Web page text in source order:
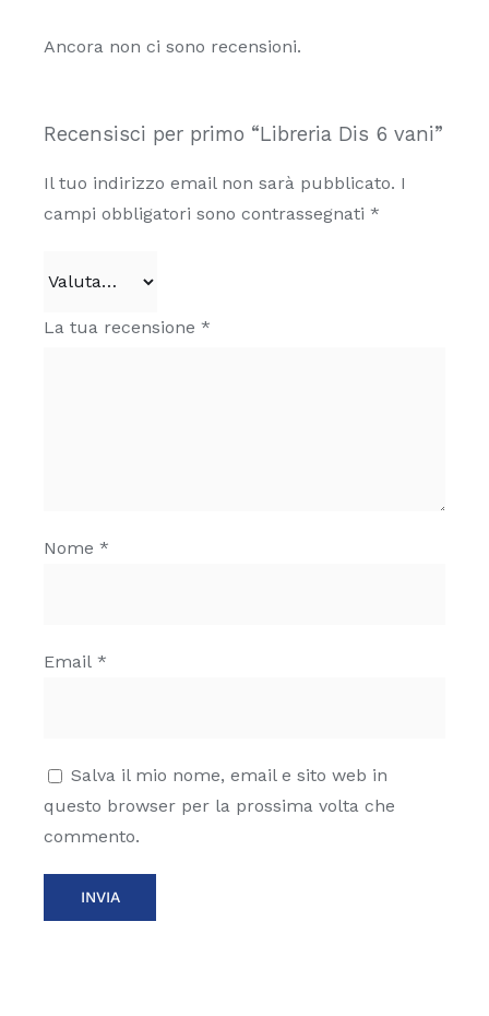
Ancora non ci sono recensioni.
Recensisci per primo “Libreria Dis 6 vani”
Il tuo indirizzo email non sarà pubblicato. I
campi obbligatori sono contrassegnati *
La tua recensione *
Nome *
Email *
Salva il mio nome, email e sito web in
questo browser per la prossima volta che
commento.